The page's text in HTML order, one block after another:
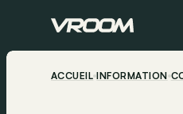
ACCUEIL INFORMATION